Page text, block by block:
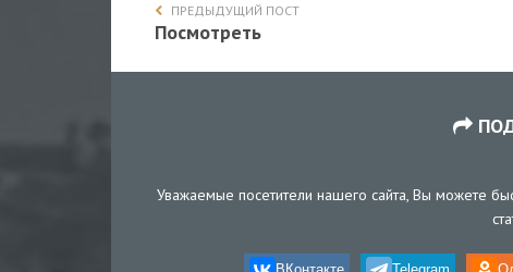
ПРЕДЫДУЩИЙ ПОСТ
Посмотреть
Уважаемые посетители нашего сайта, Вы можете